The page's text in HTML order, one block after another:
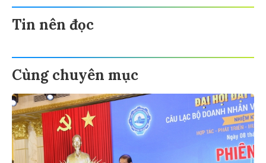
Tin nên đọc
Cùng chuyên mục